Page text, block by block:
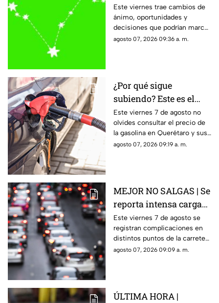
es el horóscopo de hoy
viernes 7 de agosto
Este viernes trae cambios de
ánimo, oportunidades y
decisiones que podrían marcar
el rumbo del fin de semana.
agosto 07, 2026 09:36 a. m.
¿Por qué sigue
subiendo? Este es el
precio de la gasolina
HOY en Querétaro
Este viernes 7 de agosto no
olvides consultar el precio de
la gasolina en Querétaro y sus
municipios.
agosto 07, 2026 09:19 a. m.
MEJOR NO SALGAS | Se
reporta intensa carga
vehicular HOY en la
autopista México
Querétaro
Este viernes 7 de agosto se
registran complicaciones en
distintos puntos de la carretera
57; toma precauciones y
agosto 07, 2026 09:09 a. m.
ÚLTIMA HORA |